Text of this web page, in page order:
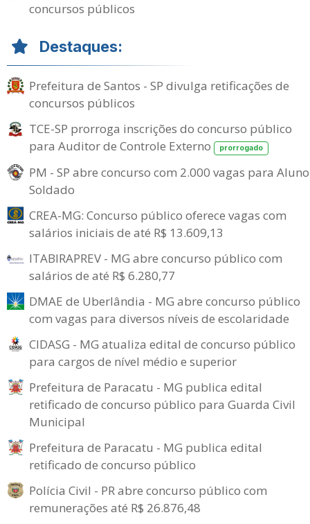
concursos públicos
Destaques:
Prefeitura de Santos - SP divulga retificações de
concursos públicos
TCE-SP prorroga inscrições do concurso público
para Auditor de Controle Externo
prorrogado
PM - SP abre concurso com 2.000 vagas para
Soldado
CREA-MG: Concurso público oferece vagas com
salários iniciais de até R$ 13.609,13
ITABIRAPREV - MG abre concurso público com
salários de até R$ 6.280,77
DMAE de Uberlândia - MG abre concurso público
com vagas para diversos níveis de escolaridade
CIDASG - MG atualiza edital de concurso público
para cargos de nível médio e superior
Prefeitura de Paracatu - MG publica edital
retificado de concurso público para Guarda Civil
Municipal
Prefeitura de Paracatu - MG publica edital
retificado de concurso público
Polícia Civil - PR abre concurso público com
remunerações até R$ 26.876,48